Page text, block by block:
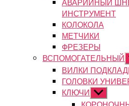
ИНСТРУМЕНТ
КОЛОКОЛА
МЕТЧИКИ
ФРЕЗЕРЫ
ВСПОМОГАТЕЛЬНЫЙ
ВИЛКИ
ГОЛОВКИ
КЛЮЧИ Показывать
подменю